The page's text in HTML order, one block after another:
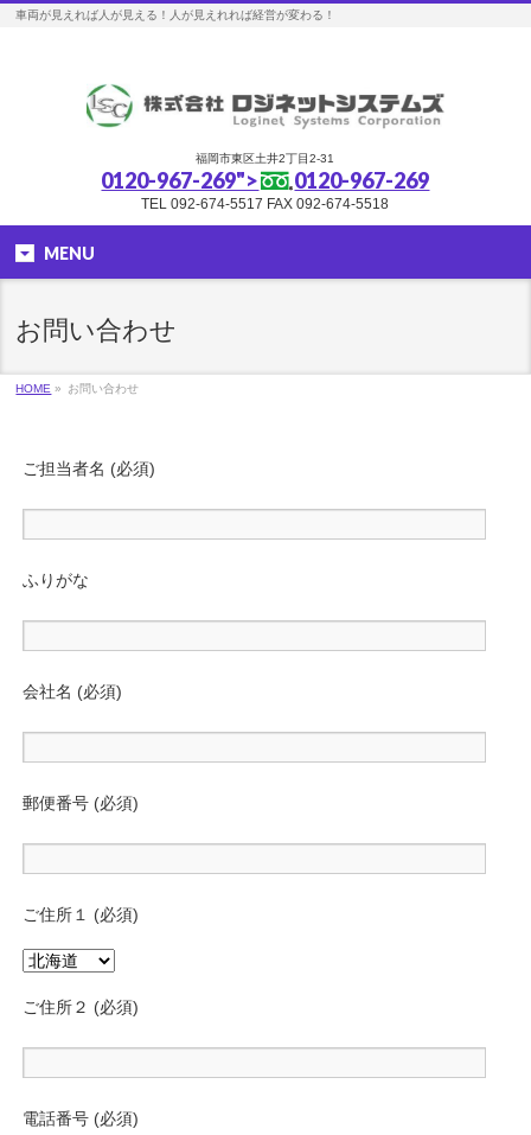
車両が見えれば人が見える！人が見えれれば経営が変わる！
福岡市東区土井2丁目2-31
0120-967-269"> 0120-967-269
TEL 092-674-5517 FAX 092-674-5518
MENU
お問い合わせ
HOME » お問い合わせ
ご担当者名 (必須)
ふりがな
会社名 (必須)
郵便番号 (必須)
ご住所１ (必須)
ご住所２ (必須)
電話番号 (必須)